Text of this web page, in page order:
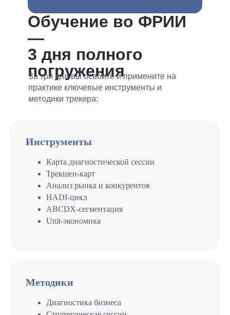
Обучение во ФРИИ
—
3 дня полного
погружения
За три дня вы освоите и примените на
практике ключевые инструменты и
методики трекера:
Инструменты
Карта диагностической сессии
Трекшен-карт
Анализ рынка и конкурентов
HADI-цикл
ABCDX-сегментация
Unit-экономика
Методики
Диагностика бизнеса